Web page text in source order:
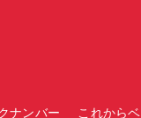
ナンバー これから